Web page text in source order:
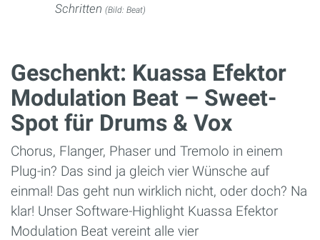
Schritten (Bild: Beat)
Geschenkt: Kuassa Efektor
Modulation Beat – Sweet-
Spot für Drums & Vox
Chorus, Flanger, Phaser und Tremolo in einem
Plug-in? Das sind ja gleich vier Wünsche auf
einmal! Das geht nun wirklich nicht, oder doch? Na
klar! Unser Software-Highlight Kuassa Efektor
Modulation Beat vereint alle vier